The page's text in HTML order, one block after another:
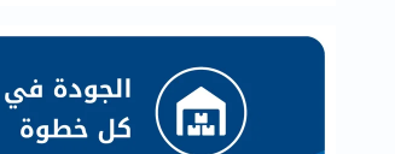
صحة
القلب
دعم
مرضى